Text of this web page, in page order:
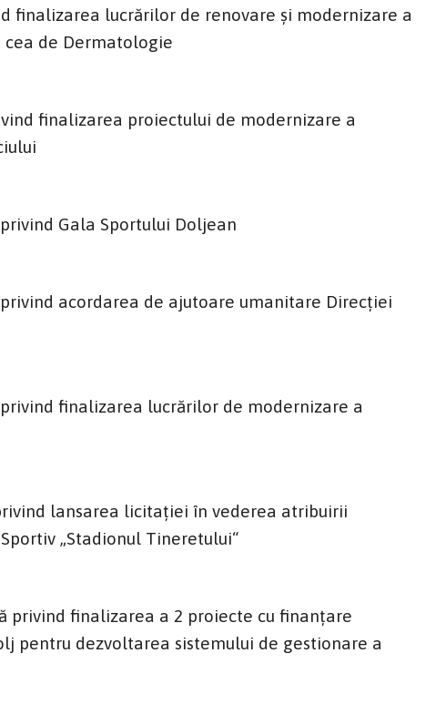
finalizarea lucrărilor de renovare și modernizare a
de Dermatologie
finalizarea proiectului de modernizare a
Gala Sportului Doljean
acordarea de ajutoare umanitare Direcției
finalizarea lucrărilor de modernizare a
lansarea licitației în vederea atribuirii
„Stadionul Tineretului“
privind finalizarea a 2 proiecte cu finanțare
pentru dezvoltarea sistemului de gestionare a